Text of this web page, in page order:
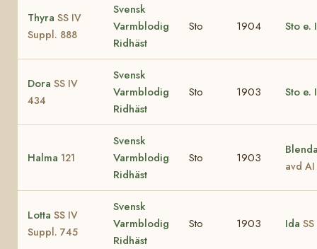
Thyra SS IV
Suppl. 888
Svensk
Varmblodig
Ridhäst
Sto 1904 Sto e.
Dora SS IV
434
Svensk
Varmblodig
Ridhäst
Sto 1903 Sto e.
Halma 121
Svensk
Varmblodig
Ridhäst
Sto 1903
avd AI
Lotta SS IV
Suppl. 745
Svensk
Varmblodig
Ridhäst
Sto 1903 Ida